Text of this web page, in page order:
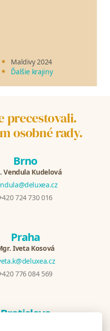
Maldivy 2024
Ďalšie krajiny
precestovali.
osobné rady.
Brno
Vendula Kudelová
724 730 016
Praha
Iveta Kosová
776 084 569
Bratislava